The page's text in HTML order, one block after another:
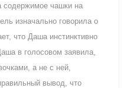
содержимое чашки на
изначально говорила о
что Даша инстинктивно
в голосовом заявила,
а не с ней,
вывод, что